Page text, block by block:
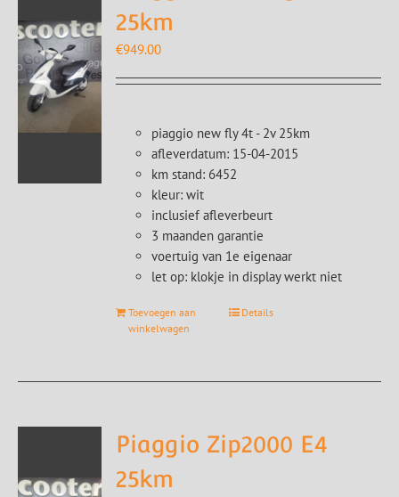
25km
€949.00
piaggio new fly 4t - 2v 25km
afleverdatum: 15-04-2015
km stand: 6452
kleur: wit
inclusief afleverbeurt
3 maanden garantie
voertuig van 1e eigenaar
let op: klokje in display werkt niet
Toevoegen aan
winkelwagen
Details
Piaggio Zip2000 E4
25km